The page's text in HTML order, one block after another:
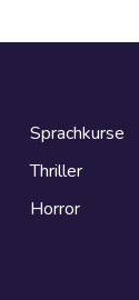
Sprachkurse
Thriller
Horror